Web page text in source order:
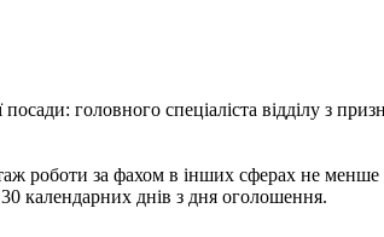
головного спеціаліста відділу з
роботи за фахом в інших сферах не
календарних днів з дня оголошення.